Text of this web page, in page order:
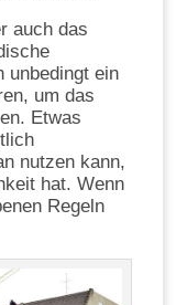
auch das
unbedingt ein
um das
Etwas
nutzen kann,
hat. Wenn
Regeln